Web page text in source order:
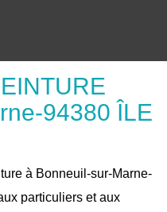
94380 ÎLE
à Bonneuil-sur-Marne-
particuliers et aux